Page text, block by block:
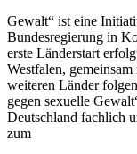
Gewalt“ ist eine
Bundesregierung in
erste Länderstart
Westfalen,
weiteren Länder
gegen sexuelle
Deutschland fachlich
zum